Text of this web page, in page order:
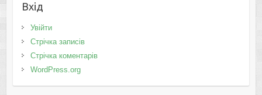
Вхід
Увійти
Стрічка записів
Стрічка коментарів
WordPress.org